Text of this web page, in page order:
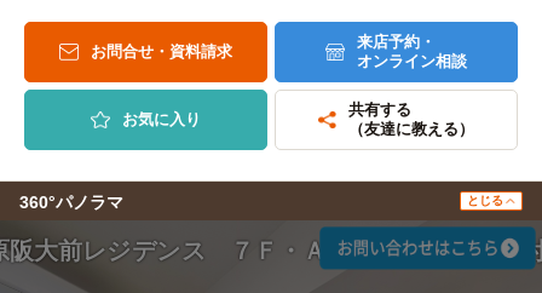
お問合せ・資料請求
来店予約・
オンライン相談
お気に入り
共有する
（友達に教える）
360°パノラマ とじる